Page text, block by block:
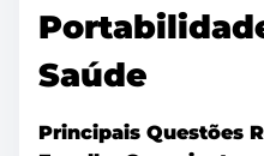
Saúde
Principais Questões